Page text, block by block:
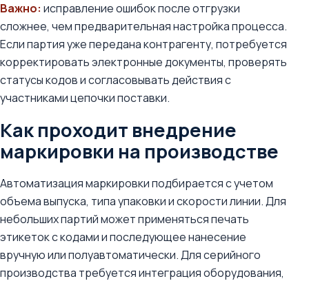
Важно: исправление ошибок после отгрузки
сложнее, чем предварительная настройка процесса.
Если партия уже передана контрагенту, потребуется
корректировать электронные документы, проверять
статусы кодов и согласовывать действия с
участниками цепочки поставки.
Как проходит внедрение
маркировки на производстве
Автоматизация маркировки подбирается с учетом
объема выпуска, типа упаковки и скорости линии. Для
небольших партий может применяться печать
этикеток с кодами и последующее нанесение
вручную или полуавтоматически. Для серийного
производства требуется интеграция оборудования,